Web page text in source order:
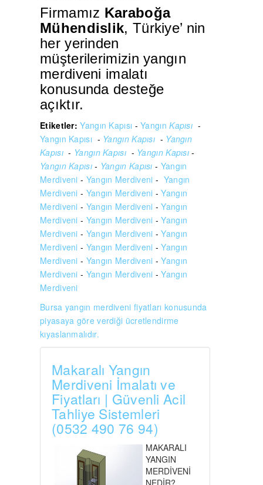
Firmamız Karaboğa
Mühendislik, Türkiye’ nin
her yerinden
müşterilerimizin yangın
merdiveni imalatı
konusunda desteğe
açıktır.
Etiketler:Yangın Kapısı - YangınKapısı -
Yangın Kapısı - Yangın Kapısı - Yangın
Kapısı- Yangın Kapısı- Yangın Kapısı -
Yangın Kapısı- Yangın Kapısı - Yangın
Merdiveni - Yangın Merdiveni - Yangın
Merdiveni - Yangın Merdiveni -Yangın
Merdiveni - Yangın Merdiveni -Yangın
Merdiveni - Yangın Merdiveni -Yangın
Merdiveni - Yangın Merdiveni -Yangın
Merdiveni - Yangın Merdiveni -Yangın
Merdiveni - Yangın Merdiveni -Yangın
Merdiveni - Yangın Merdiveni -Yangın
Merdiveni
Bursa yangın merdiveni fiyatları konusunda
piyasaya göre verdiği ücretlendirme
kıyaslanmalıdır.
Makaralı Yangın
Merdiveni İmalatı ve
Fiyatları | Güvenli Acil
Tahliye Sistemleri
(0532 490 76 94)
MAKARALI
YANGIN
MERDİVENİ
NEDİR?